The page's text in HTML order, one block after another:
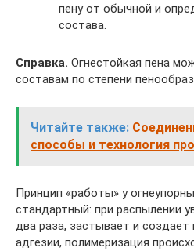
пену от обычной и
состава.
Справка. Огнестойкая пена
составам по степени
Читайте также:
способы и технология
Принцип «работы» у
стандартный: при распылении
два раза, застывает и создает
адгезии, полимеризация